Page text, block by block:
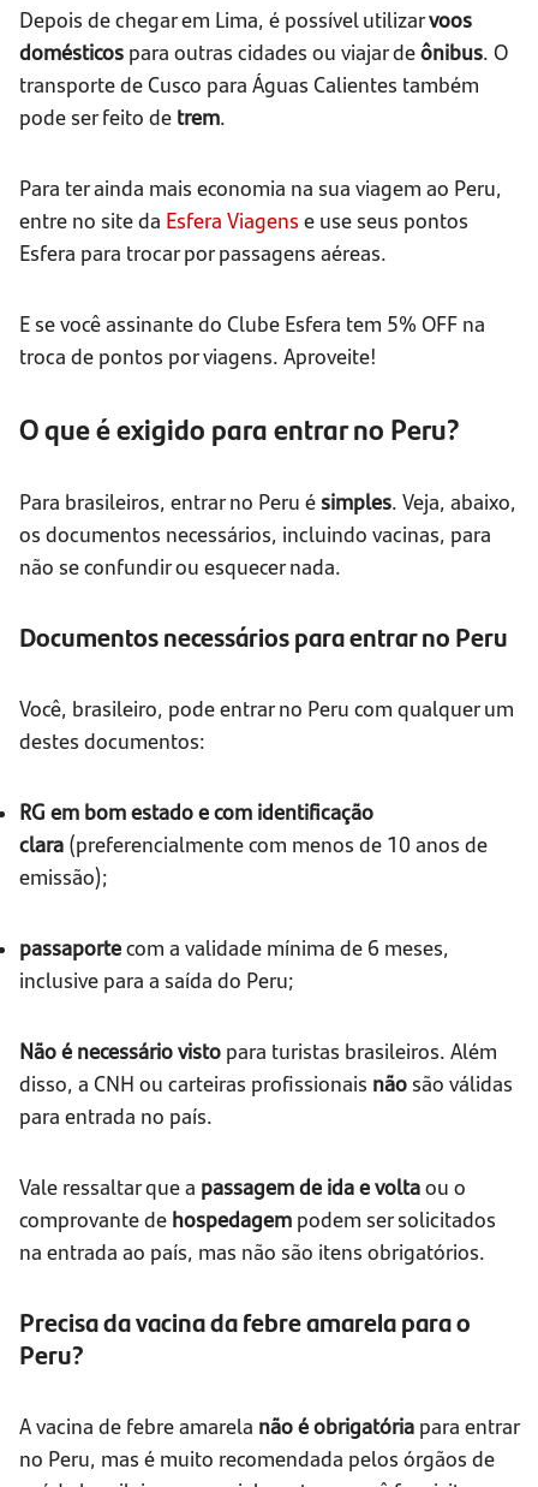
Depois de chegar em Lima, é possível utilizarvoos
domésticos para outras cidades ou viajar deônibus. O
transporte de Cusco para Águas Calientes também
pode ser feito de trem.
Para ter ainda mais economia na sua viagem ao Peru,
entre no site da Esfera Viagens e use seus pontos
Esfera para trocar por passagens aéreas.
E se você assinante do Clube Esfera tem 5% OFF na
troca de pontos por viagens. Aproveite!
O que é exigido para entrar no Peru?
Para brasileiros, entrar no Peru é simples. Veja, abaixo,
os documentos necessários, incluindo vacinas, para
não se confundir ou esquecer nada.
Documentos necessários para entrar no Peru
Você, brasileiro, pode entrar no Peru com qualquer um
destes documentos:
RG em bom estado e com identificação
clara (preferencialmente com menos de 10 anos de
emissão);
passaportecom a validade mínima de 6 meses,
inclusive para a saída do Peru;
Não é necessário visto para turistas brasileiros. Além
disso, a CNH ou carteiras profissionais não são válidas
para entrada no país.
Vale ressaltar que a passagem de ida e voltaou o
comprovante de hospedagem podem ser solicitados
na entrada ao país, mas não são itens obrigatórios.
Precisa da vacina da febre amarela para o
Peru?
A vacina de febre amarela não é obrigatória para entrar
no Peru, mas é muito recomendada pelos órgãos de